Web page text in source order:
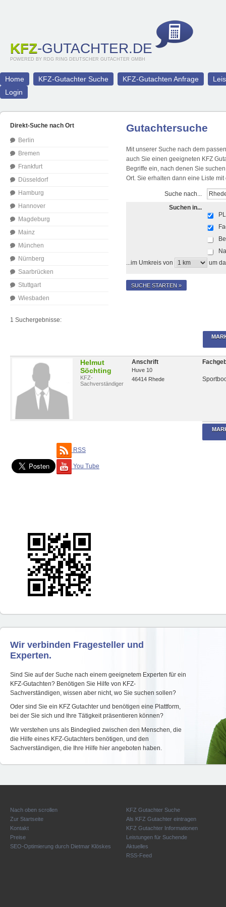
KFZ-GUTACHTER.DE
POWERED BY RDG RING DEUTSCHER GUTACHTER GMBH
Home KFZ-Gutachter Suche KFZ-Gutachten Anfrage
Login
Direkt-Suche nach Ort
Berlin
Bremen
Frankfurt
Düsseldorf
Hamburg
Hannover
Magdeburg
Mainz
München
Nürnberg
Saarbrücken
Stuttgart
Wiesbaden
Gutachtersuche
Mit unserer Suche nach dem
auch Sie einen geeigneten KFZ
Begriffe ein, nach denen Sie
Ort. Sie erhalten dann eine Liste
Suche nach...
Suchen in...
...im Umkreis von
um
SUCHE STARTEN »
1 Suchergebnisse:
Helmut
Söchting
KFZ-
Sachverständiger
Anschrift
Huve 10
46414 Rhede
RSS
You Tube
Wir verbinden Fragesteller und
Experten.
Sind Sie auf der Suche nach einem geeignetem Experten für ein
KFZ-Gutachten? Benötigen Sie Hilfe von KFZ-
Sachverständigen, wissen aber nicht, wo Sie suchen sollen?
Oder sind Sie ein KFZ Gutachter und benötigen eine Plattform,
bei der Sie sich und Ihre Tätigkeit präsentieren können?
Wir verstehen uns als Bindeglied zwischen den Menschen, die
die Hilfe eines KFZ-Gutachters benötigen, und den
Sachverständigen, die Ihre Hilfe hier angeboten haben.
Nach oben scrollen
Zur Startseite
Kontakt
Preise
SEO-Optimierung durch Dietmar Klöskes
KFZ Gutachter Suche
Als KFZ Gutachter eintragen
KFZ Gutachter Informationen
Leistungen für Suchende
Aktuelles
RSS-Feed